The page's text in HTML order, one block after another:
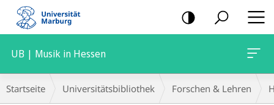
Mobile-
Navigation
UB | Musik in Hessen
Breadcrumb-
Navigation
Startseite Universitätsbibliothek Forschen & Lehren